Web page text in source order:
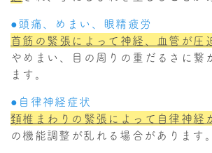
●頭痛、めまい、眼精疲労
首筋の緊張によって神経、血管が圧
やめまい、目の周りの重だるさに繋
ます。
●自律神経症状
頚椎まわりの緊張によって自律神経
の機能調整が乱れる場合があります。